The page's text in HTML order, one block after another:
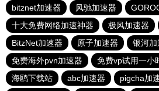
bitznet加速器
风驰加速器
十大免费网络加速神器
极风加速器
BitzNet加速器
原子加速器
银河加
免费海外pvn加速器
免费vp试用一小
海鸥下载站
abc加速器 pigcha加